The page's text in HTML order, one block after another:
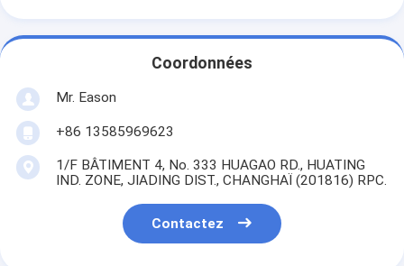
Coordonnées
Mr. Eason
+86 13585969623
1/F BÂTIMENT 4, No. 333 HUAGAO RD., HUATING
IND. ZONE, JIADING DIST., CHANGHAÏ (201816) RPC.
Contactez